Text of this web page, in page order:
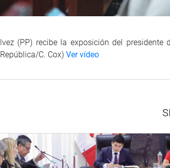
(PP) recibe la exposición del presidente
C. Cox) Ver vídeo